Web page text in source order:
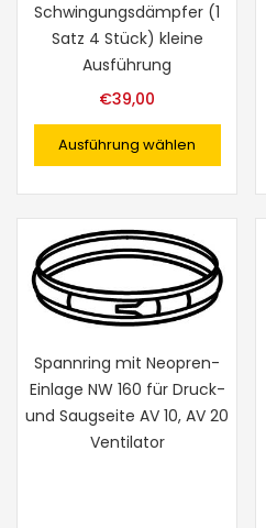
Schwingungsdämpfer (1
Satz 4 Stück) kleine
Ausführung
€39,00
Ausführung wählen
Spannring mit Neopren-
Einlage NW 160 für Druck-
und Saugseite AV 10, AV 20
Ventilator